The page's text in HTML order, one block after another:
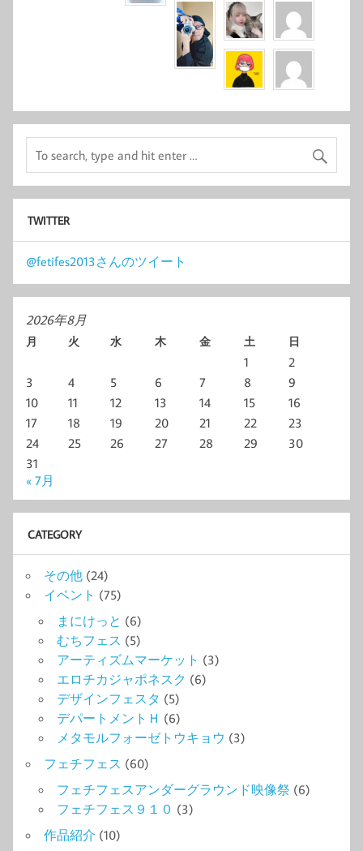
TWITTER
@fetifes2013さんのツイート
2026年8月
月 火 水 木 金 土 日
1
2
3
4 5 6 7 8
9
10
11 12 13 14 15
16
17
18 19 20 21 22
23
24
25 26 27 28 29
30
31
« 7月
CATEGORY
その他 (24)
イベント (75)
まにけっと (6)
むちフェス (5)
アーティズムマーケット (3)
エロチカジャポネスク (6)
デザインフェスタ (5)
デパートメントＨ (6)
メタモルフォーゼトウキョウ (3)
フェチフェス (60)
フェチフェスアンダーグラウンド映像祭 (6)
フェチフェス９１０ (3)
作品紹介 (10)